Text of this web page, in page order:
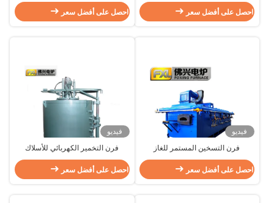
النحاسية
احصل على أفضل سعر
احصل على أفضل سعر
فيديو
فرن التسخين المستمر للغاز
الهيدروجين للأنابيب من الألومنيوم
الفولاذ المقاوم للصدأ
احصل على أفضل سعر
فيديو
فرن التخمير الكهربائي للأسلاك
الفولاذية
احصل على أفضل سعر